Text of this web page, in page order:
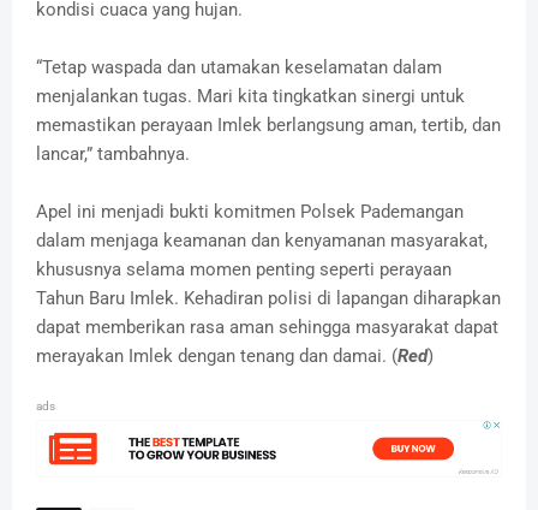
kondisi cuaca yang hujan.
“Tetap waspada dan utamakan keselamatan dalam
menjalankan tugas. Mari kita tingkatkan sinergi untuk
memastikan perayaan Imlek berlangsung aman, tertib, dan
lancar,” tambahnya.
Apel ini menjadi bukti komitmen Polsek Pademangan
dalam menjaga keamanan dan kenyamanan masyarakat,
khususnya selama momen penting seperti perayaan
Tahun Baru Imlek. Kehadiran polisi di lapangan diharapkan
dapat memberikan rasa aman sehingga masyarakat dapat
merayakan Imlek dengan tenang dan damai. (Red)
ads